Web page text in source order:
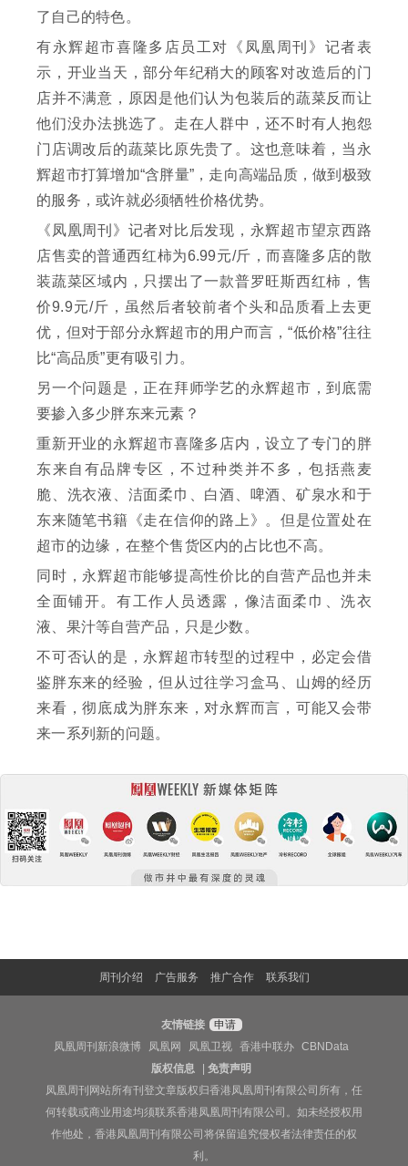
了自己的特色。
有永辉超市喜隆多店员工对《凤凰周刊》记者表
示，开业当天，部分年纪稍大的顾客对改造后的门
店并不满意，原因是他们认为包装后的蔬菜反而让
他们没办法挑选了。走在人群中，还不时有人抱怨
门店调改后的蔬菜比原先贵了。这也意味着，当永
辉超市打算增加“含胖量”，走向高端品质，做到极致
的服务，或许就必须牺牲价格优势。
《凤凰周刊》记者对比后发现，永辉超市望京西路
店售卖的普通西红柿为6.99元/斤，而喜隆多店的散
装蔬菜区域内，只摆出了一款普罗旺斯西红柿，售
价9.9元/斤，虽然后者较前者个头和品质看上去更
优，但对于部分永辉超市的用户而言，“低价格”往往
比“高品质”更有吸引力。
另一个问题是，正在拜师学艺的永辉超市，到底需
要掺入多少胖东来元素？
重新开业的永辉超市喜隆多店内，设立了专门的胖
东来自有品牌专区，不过种类并不多，包括燕麦
脆、洗衣液、洁面柔巾、白酒、啤酒、矿泉水和于
东来随笔书籍《走在信仰的路上》。但是位置处在
超市的边缘，在整个售货区内的占比也不高。
同时，永辉超市能够提高性价比的自营产品也并未
全面铺开。有工作人员透露，像洁面柔巾、洗衣
液、果汁等自营产品，只是少数。
不可否认的是，永辉超市转型的过程中，必定会借
鉴胖东来的经验，但从过往学习盒马、山姆的经历
来看，彻底成为胖东来，对永辉而言，可能又会带
来一系列新的问题。
周刊介绍 广告服务 推广合作 联系我们
友情链接 申请
凤凰周刊新浪微博
凤凰网 凤凰卫视 香港中联办
CBNData
版权信息
|免责声明
凤凰周刊网站所有刊登文章版权归香港凤凰周刊有限公司所有，任
何转载或商业用途均须联系香港凤凰周刊有限公司。如未经授权用
作他处，香港凤凰周刊有限公司将保留追究侵权者法律责任的权
利。